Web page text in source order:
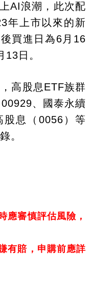
AI浪潮，此次配
年上市以來的新
買進日為6月16
日。
高股息ETF族群
、國泰永續
股息（0056）等
。
應審慎評估風險，
有賠，申購前應詳